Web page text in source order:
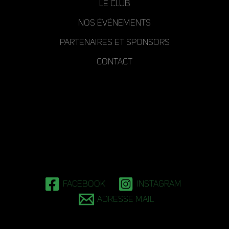
Le club
Nos événements
Partenaires et Sponsors
Contact
Facebook
Instagram
Adresse mail